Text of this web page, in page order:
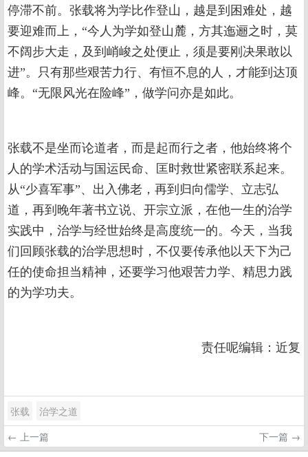
停滞不前。张载将为学比作登山，越是到困难处，越
要迎难而上，“今人为学如登山麓，方其迤逦之时，莫
不阔步大走，及到峭峻之处便止，须是要刚决果敢以
进”。只有那些艰苦力行、有恒不息的人，才能到达顶
峰。“无限风光在险峰”，做学问亦是如此。
张载不是坐而论道者，而是起而行之者，他始终将个
人的学术活动与国运民命、匡时救世紧密联系起来。
从“少喜军事”、出入佛老，再到归向儒学、立志弘
道，再到晚年著书立说、开宗立派，在他一生的治学
实践中，治学与经世始终是高度统一的。今天，当我
们回顾张载的治学思想时，不仅要传承他以天下为己
任的使命担当精神，还要学习他艰苦力学、精思力践
的为学功夫。
责任呢编辑：近复
张载
治学之道
← 上一篇
下一篇 →